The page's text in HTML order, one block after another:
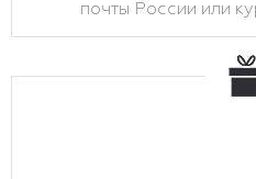
почты России или